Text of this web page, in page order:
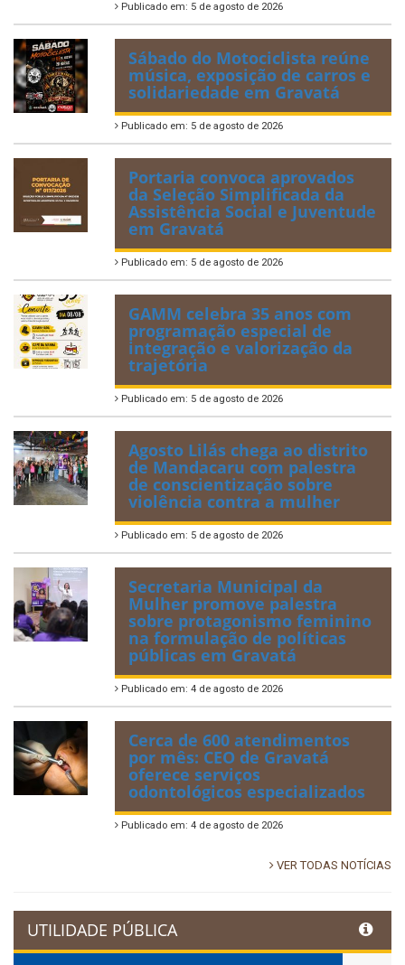
Publicado em: 5 de agosto de 2026
Sábado do Motociclista reúne
música, exposição de carros e
solidariedade em Gravatá
Publicado em: 5 de agosto de 2026
Portaria convoca aprovados
da Seleção Simplificada da
Assistência Social e Juventude
em Gravatá
Publicado em: 5 de agosto de 2026
GAMM celebra 35 anos com
programação especial de
integração e valorização da
trajetória
Publicado em: 5 de agosto de 2026
Agosto Lilás chega ao distrito
de Mandacaru com palestra
de conscientização sobre
violência contra a mulher
Publicado em: 5 de agosto de 2026
Secretaria Municipal da
Mulher promove palestra
sobre protagonismo feminino
na formulação de políticas
públicas em Gravatá
Publicado em: 4 de agosto de 2026
Cerca de 600 atendimentos
por mês: CEO de Gravatá
oferece serviços
odontológicos especializados
Publicado em: 4 de agosto de 2026
VER TODAS NOTÍCIAS
UTILIDADE PÚBLICA